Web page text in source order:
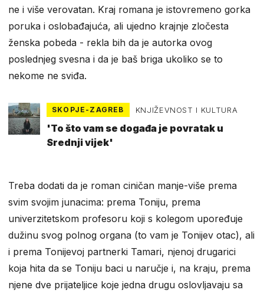
ne i više verovatan. Kraj romana je istovremeno gorka
poruka i oslobađajuća, ali ujedno krajnje zločesta
ženska pobeda - rekla bih da je autorka ovog
poslednjeg svesna i da je baš briga ukoliko se to
nekome ne sviđa.
SKOPJE-ZAGREB KNJIŽEVNOST I KULTURA
'To što vam se događa je povratak u
Srednji vijek'
Treba dodati da je roman ciničan manje-više prema
svim svojim junacima: prema Toniju, prema
univerzitetskom profesoru koji s kolegom upoređuje
dužinu svog polnog organa (to vam je Tonijev otac), ali
i prema Tonijevoj partnerki Tamari, njenoj drugarici
koja hita da se Toniju baci u naručje i, na kraju, prema
njene dve prijateljice koje jedna drugu oslovljavaju sa